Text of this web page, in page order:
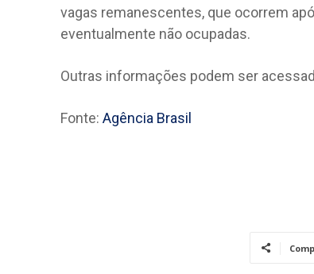
vagas remanescentes, que ocorrem
eventualmente não ocupadas.
Outras informações podem ser
Fonte: Agência Brasil